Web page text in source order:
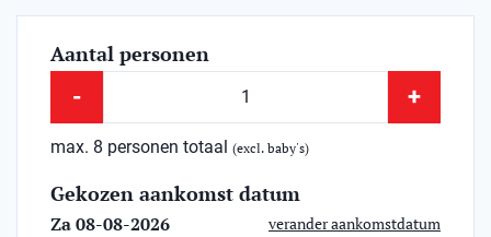
Aantal personen
- +
max. 8 personen totaal (excl. baby's)
Gekozen aankomst datum
Za 08-08-2026 verander aankomstdatum